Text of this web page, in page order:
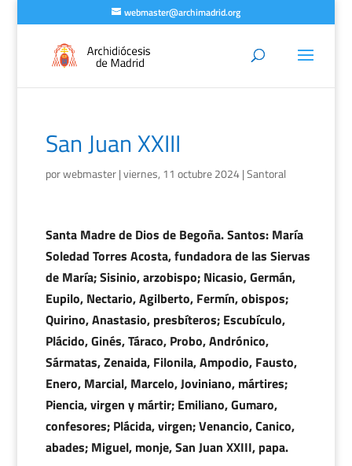
webmaster@archimadrid.org
San Juan XXIII
porwebmaster|viernes, 11 octubre 2024|Santoral
Santa Madre de Dios de Begoña. Santos: María
Soledad Torres Acosta, fundadora de las Siervas
de María; Sisinio, arzobispo; Nicasio, Germán,
Eupilo, Nectario, Agilberto, Fermín, obispos;
Quirino, Anastasio, presbíteros; Escubículo,
Plácido, Ginés, Táraco, Probo, Andrónico,
Sármatas, Zenaida, Filonila, Ampodio, Fausto,
Enero, Marcial, Marcelo, Joviniano, mártires;
Piencia, virgen y mártir; Emiliano, Gumaro,
confesores; Plácida, virgen; Venancio, Canico,
abades; Miguel, monje, San Juan XXIII, papa.